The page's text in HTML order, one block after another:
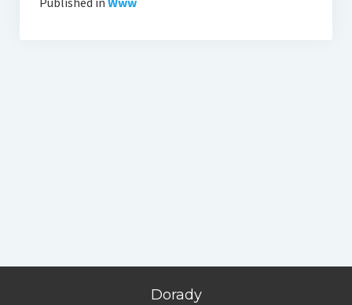
Dorady